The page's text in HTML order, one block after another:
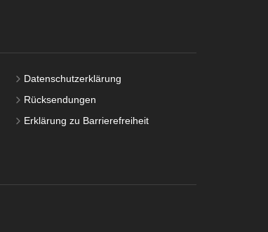
Datenschutzerklärung
Rücksendungen
Erklärung zu Barrierefreiheit